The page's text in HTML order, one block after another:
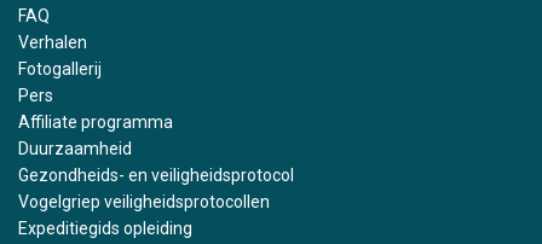
FAQ
Verhalen
Fotogallerij
Pers
Affiliate programma
Duurzaamheid
Gezondheids- en veiligheidsprotocol
Vogelgriep veiligheidsprotocollen
Expeditiegids opleiding